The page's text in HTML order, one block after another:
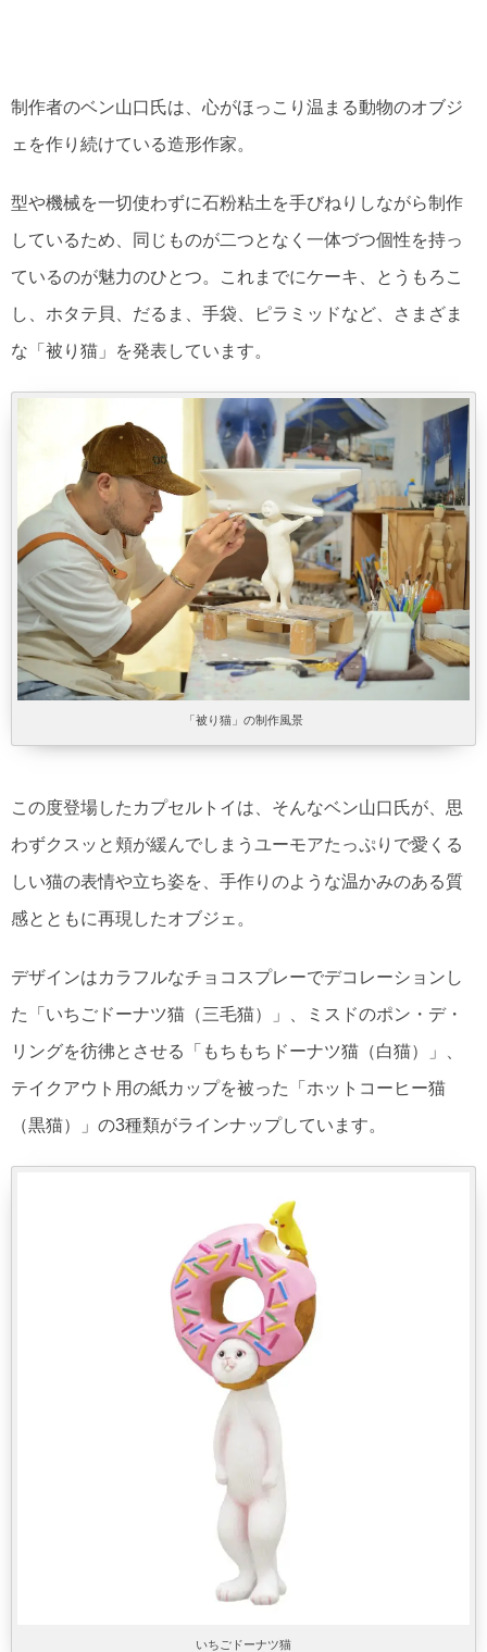
制作者のベン山口氏は、心がほっこり温まる動物のオブジ
ェを作り続けている造形作家。
型や機械を一切使わずに石粉粘土を手びねりしながら制作
しているため、同じものが二つとなく一体づつ個性を持っ
ているのが魅力のひとつ。これまでにケーキ、とうもろこ
し、ホタテ貝、だるま、手袋、ピラミッドなど、さまざま
な「被り猫」を発表しています。
「被り猫」の制作風景
この度登場したカプセルトイは、そんなベン山口氏が、思
わずクスッと頬が緩んでしまうユーモアたっぷりで愛くる
しい猫の表情や立ち姿を、手作りのような温かみのある質
感とともに再現したオブジェ。
デザインはカラフルなチョコスプレーでデコレーションし
た「いちごドーナツ猫（三毛猫）」、ミスドのポン・デ・
リングを彷彿とさせる「もちもちドーナツ猫（白猫）」、
テイクアウト用の紙カップを被った「ホットコーヒー猫
（黒猫）」の3種類がラインナップしています。
いちごドーナツ猫